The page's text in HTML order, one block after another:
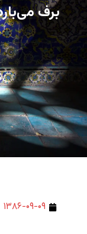
برف
۱۳۸۶-۰۹-۰۹